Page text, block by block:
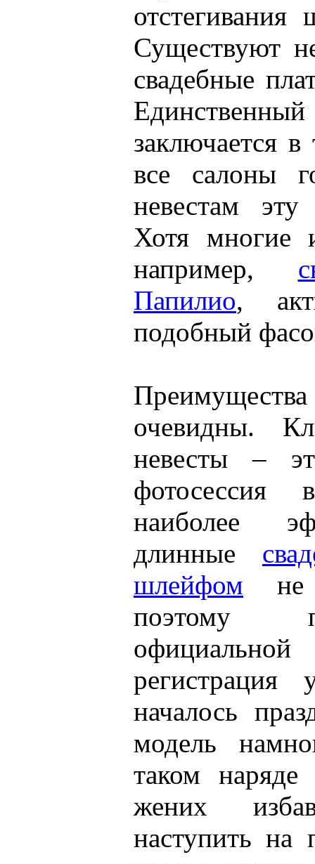
Существуют
свадебные
заключается
все салоны
невестам
Хотя многие
например,
Папилио,
подобный
очевидны.
невесты –
наиболее
длинные
шлейфом не
поэтому
регистрация
началось
модель
таком наряде
жених
наступить на